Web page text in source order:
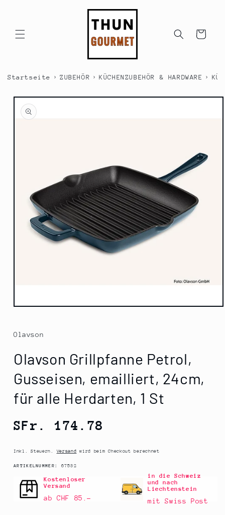
Warenkorb
Startseite › ZUBEHÖR › KÜCHENZUBEHÖR & HARDWARE ›
Medien
Modal
öffnen
Olavson
Olavson Grillpfanne Petrol,
Gusseisen, emailliert, 24cm,
für alle Herdarten, 1 St
Normaler
SFr. 174.78
Inkl. Steuern.Versand wird beim Checkout berechnet
ARTIKELNUMMER: SKU:
67532
Kostenloser
Versand
ab CHF 85.–
in die Schweiz
und nach
Liechtenstein
mit Swiss Post